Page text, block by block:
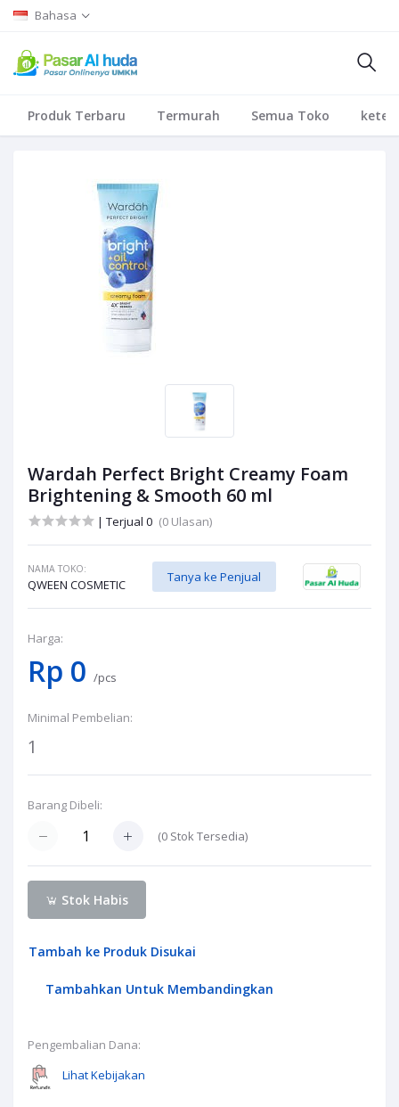
Bahasa
Produk Terbaru Termurah Semua Toko
Wardah Perfect Bright Creamy Foam
Brightening & Smooth 60 ml
| Terjual 0 (0 Ulasan)
NAMA TOKO:
QWEEN COSMETIC
Tanya ke Penjual
Harga:
Rp 0 /pcs
Minimal Pembelian:
1
Barang Dibeli:
(0 Stok Tersedia)
Stok Habis
Tambah ke Produk Disukai
Tambahkan Untuk Membandingkan
Pengembalian Dana:
Lihat Kebijakan